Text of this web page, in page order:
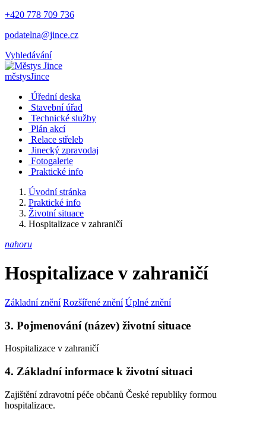
+420 778 709 736
podatelna@jince.cz
Vyhledávání
městysJince
Úřední deska
Stavební úřad
Technické služby
Plán akcí
Relace střeleb
Jinecký zpravodaj
Fotogalerie
Praktické info
Úvodní stránka
Praktické info
Životní situace
Hospitalizace v zahraničí
nahoru
Hospitalizace v zahraničí
Základní znění Rozšířené znění Úplné znění
3. Pojmenování (název) životní situace
Hospitalizace v zahraničí
4. Základní informace k životní situaci
Zajištění zdravotní péče občanů České republiky formou
hospitalizace.